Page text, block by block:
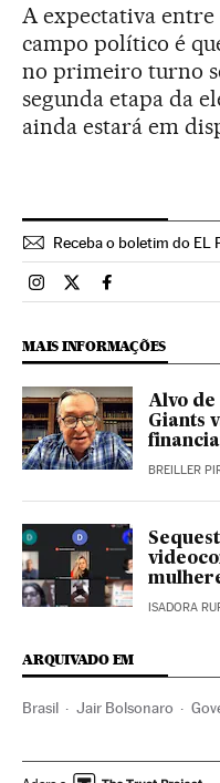
A expectativa entre
campo político é
no primeiro turno
segunda etapa da
ainda estará em
Receba o boletim do EL
Brasil El País Brasil en
Brasil El País Brasil
Brasil El País
MAIS INFORMAÇÕES
Alvo de
Giants
BREILLER
ISADORA
ARQUIVADO EM
Brasil Jair Bolsonaro